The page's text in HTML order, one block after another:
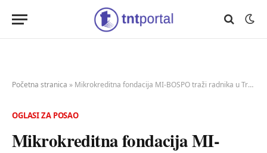
Početna stranica » Mikrokreditna fondacija MI-BOSPO traži radnika u Travniku
OGLASI ZA POSAO
Mikrokreditna fondacija MI-